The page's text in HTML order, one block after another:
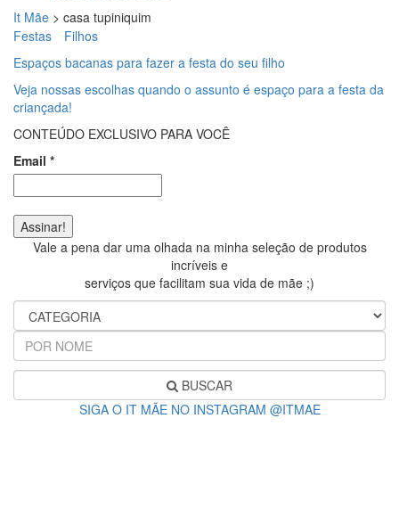
It Mãe > casa tupiniquim
Festas
Filhos
Espaços bacanas para fazer a festa do seu filho
Veja nossas escolhas quando o assunto é espaço para a festa da
criançada!
CONTEÚDO EXCLUSIVO PARA VOCÊ
Email *
Vale a pena dar uma olhada na minha seleção de produtos
incríveis e
serviços que facilitam sua vida de mãe ;)
BUSCAR
SIGA O IT MÃE NO INSTAGRAM @ITMAE